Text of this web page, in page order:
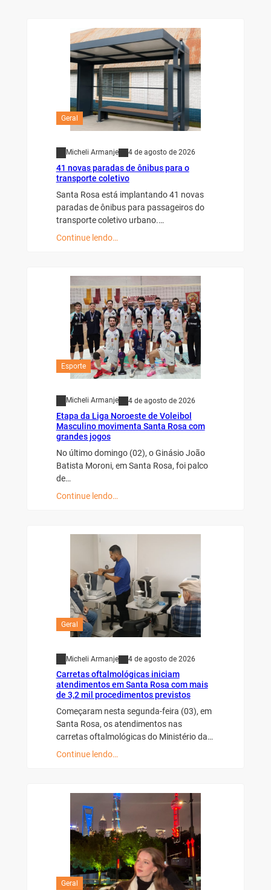
Geral
Micheli Armanje 4 de agosto de 2026
41 novas paradas de ônibus para o
transporte coletivo
Santa Rosa está implantando 41 novas
paradas de ônibus para passageiros do
transporte coletivo urbano.…
Continue lendo…
Esporte
Micheli Armanje 4 de agosto de 2026
Etapa da Liga Noroeste de Voleibol
Masculino movimenta Santa Rosa com
grandes jogos
No último domingo (02), o Ginásio João
Batista Moroni, em Santa Rosa, foi palco
de…
Continue lendo…
Geral
Micheli Armanje 4 de agosto de 2026
Carretas oftalmológicas iniciam
atendimentos em Santa Rosa com mais
de 3,2 mil procedimentos previstos
Começaram nesta segunda-feira (03), em
Santa Rosa, os atendimentos nas
carretas oftalmológicas do Ministério da…
Continue lendo…
Geral